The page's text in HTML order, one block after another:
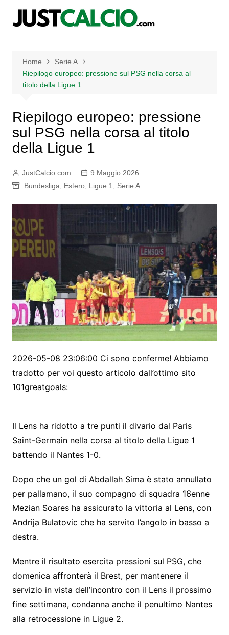
Home
Serie A
Riepilogo europeo: pressione sul PSG nella corsa al
titolo della Ligue 1
Riepilogo europeo: pressione
sul PSG nella corsa al titolo
della Ligue 1
JustCalcio.com
9 Maggio 2026
Bundesliga
Estero, Ligue 1 Serie A
2026-05-08 23:06:00 Ci sono conferme! Abbiamo
tradotto per voi questo articolo dall’ottimo sito
101greatgoals:
Il Lens ha ridotto a tre punti il ​​divario dal Paris
Saint-Germain nella corsa al titolo della Ligue 1
battendo il Nantes 1-0.
Dopo che un gol di Abdallah Sima è stato annullato
per pallamano, il suo compagno di squadra 16enne
Mezian Soares ha assicurato la vittoria al Lens, con
Andrija Bulatovic che ha servito l’angolo in basso a
destra.
Mentre il risultato esercita pressioni sul PSG, che
domenica affronterà il Brest, per mantenere il
servizio in vista dell’incontro con il Lens il prossimo
fine settimana, condanna anche il penultimo Nantes
alla retrocessione in Ligue 2.